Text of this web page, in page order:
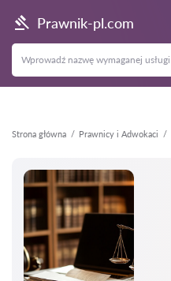
Prawnik-pl.com
Strona główna Prawnicy i Adwokaci
Wstecz